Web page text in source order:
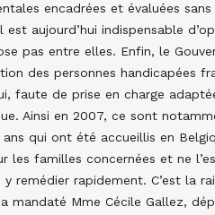
encadrées et évaluées
aujourd’hui indispensable
pas entre elles. Enfin, le
des personnes handicapées
faute de prise en charge
Ainsi en 2007, ce sont
qui ont été accueillis en
les familles concernées et ne
remédier rapidement. C’est la
mandaté Mme Cécile Gallez,